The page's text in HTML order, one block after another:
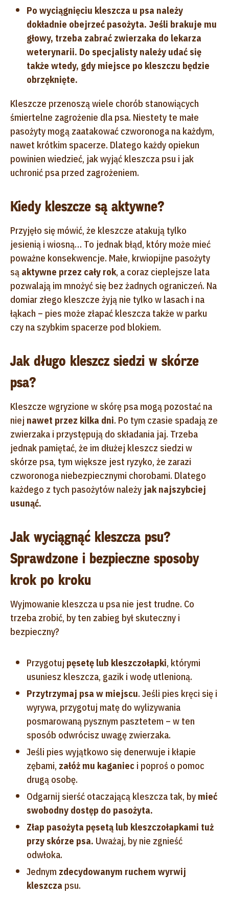
Po wyciągnięciu kleszcza u psa należy
dokładnie obejrzeć pasożyta. Jeśli brakuje mu
głowy, trzeba zabrać zwierzaka do lekarza
weterynarii. Do specjalisty należy udać się
także wtedy, gdy miejsce po kleszczu będzie
obrzęknięte.
Kleszcze przenoszą wiele chorób stanowiących
śmiertelne zagrożenie dla psa. Niestety te małe
pasożyty mogą zaatakować czworonoga na każdym,
nawet krótkim spacerze. Dlatego każdy opiekun
powinien wiedzieć, jak wyjąć kleszcza psu i jak
uchronić psa przed zagrożeniem.
Kiedy kleszcze są aktywne?
Przyjęło się mówić, że kleszcze atakują tylko
jesienią i wiosną… To jednak błąd, który może mieć
poważne konsekwencje. Małe, krwiopijne pasożyty
są aktywne przez cały rok, a coraz cieplejsze lata
pozwalają im mnożyć się bez żadnych ograniczeń. Na
domiar złego kleszcze żyją nie tylko w lasach i na
łąkach – pies może złapać kleszcza także w parku
czy na szybkim spacerze pod blokiem.
Jak długo kleszcz siedzi w skórze
psa?
Kleszcze wgryzione w skórę psa mogą pozostać na
niej nawet przez kilka dni. Po tym czasie spadają ze
zwierzaka i przystępują do składania jaj. Trzeba
jednak pamiętać, że im dłużej kleszcz siedzi w
skórze psa, tym większe jest ryzyko, że zarazi
czworonoga niebezpiecznymi chorobami. Dlatego
każdego z tych pasożytów należy jak najszybciej
usunąć.
Jak wyciągnąć kleszcza psu?
Sprawdzone i bezpieczne sposoby
krok po kroku
Wyjmowanie kleszcza u psa nie jest trudne. Co
trzeba zrobić, by ten zabieg był skuteczny i
bezpieczny?
Przygotuj pęsetę lub kleszczołapki, którymi
usuniesz kleszcza, gazik i wodę utlenioną.
Przytrzymaj psa w miejscu. Jeśli pies kręci się i
wyrywa, przygotuj matę do wylizywania
posmarowaną pysznym pasztetem – w ten
sposób odwrócisz uwagę zwierzaka.
Jeśli pies wyjątkowo się denerwuje i kłapie
zębami, załóż mu kaganiec i poproś o pomoc
drugą osobę.
Odgarnij sierść otaczającą kleszcza tak, by mieć
swobodny dostęp do pasożyta.
Złap pasożyta pęsetą lub kleszczołapkami tuż
przy skórze psa. Uważaj, by nie zgnieść
odwłoka.
Jednym zdecydowanym ruchem wyrwij
kleszcza psu.